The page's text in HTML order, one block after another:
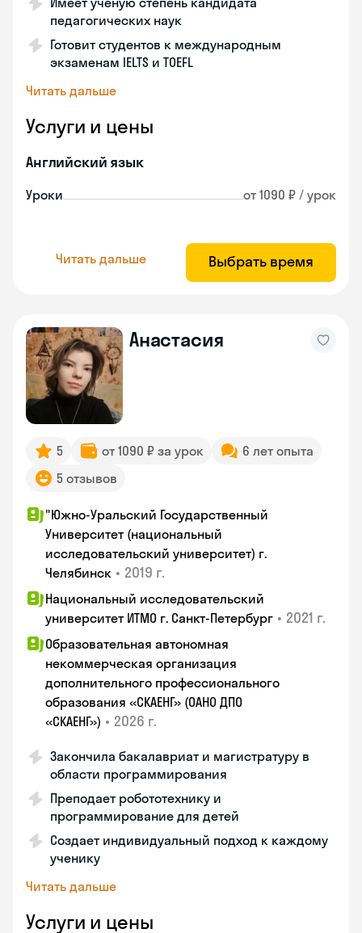
педагогических наук
Готовит студентов к международным
экзаменам IELTS и TOEFL
Читать дальше
Услуги и цены
Английский язык
Уроки от 1090 ₽ / урок
Читать дальше Выбрать время
Анастасия
5 от 1090 ₽ за урок
6 лет опыта
5 отзывов
"Южно-Уральский Государственный
Университет (национальный
исследовательский университет) г.
Челябинск • 2019 г.
Национальный исследовательский
университет ИТМО г. Санкт-Петербург • 2021 г.
Образовательная автономная
некоммерческая организация
дополнительного профессионального
образования «СКАЕНГ» (ОАНО ДПО
«СКАЕНГ») • 2026 г.
Закончила бакалавриат и магистратуру в
области программирования
Преподает робототехнику и
программирование для детей
Создает индивидуальный подход к каждому
ученику
Читать дальше
Услуги и цены